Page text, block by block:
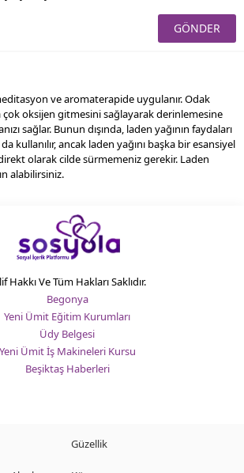
ve aromaterapide uygulanır. Odak
çok oksijen gitmesini sağlayarak derinlemesine
sağlar. Bunun dışında, laden yağının faydaları
kullanılır, ancak laden yağını başka bir esansiyel
olarak cilde sürmemeniz gerekir. Laden
alabilirsiniz.
Hakkı Ve Tüm Hakları Saklıdır.
Begonya
Yeni Ümit Eğitim Kurumları
Üdy Belgesi
Yeni Ümit İş Makineleri Kursu
Beşiktaş Haberleri
Güzellik